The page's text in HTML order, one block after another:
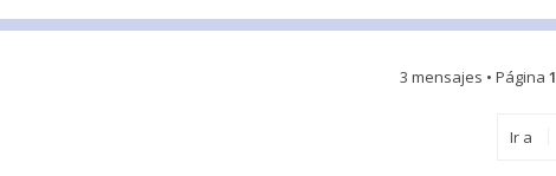
3 mensajes • Página 1
Ir a